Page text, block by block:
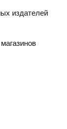
издателей